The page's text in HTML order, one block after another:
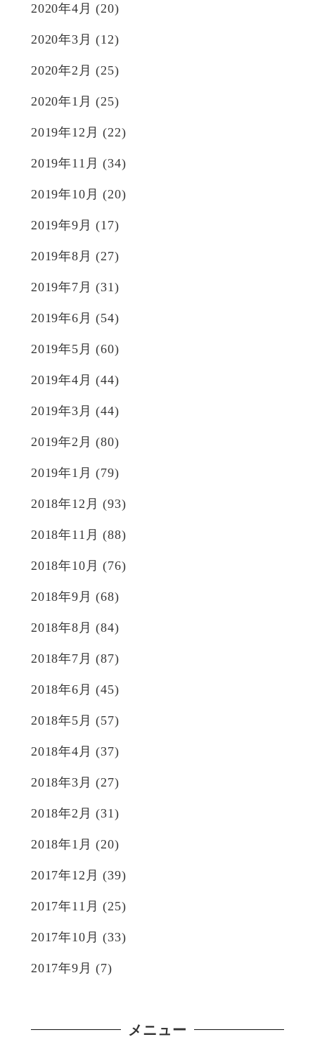
2020年4月 (20)
2020年3月 (12)
2020年2月 (25)
2020年1月 (25)
2019年12月 (22)
2019年11月 (34)
2019年10月 (20)
2019年9月 (17)
2019年8月 (27)
2019年7月 (31)
2019年6月 (54)
2019年5月 (60)
2019年4月 (44)
2019年3月 (44)
2019年2月 (80)
2019年1月 (79)
2018年12月 (93)
2018年11月 (88)
2018年10月 (76)
2018年9月 (68)
2018年8月 (84)
2018年7月 (87)
2018年6月 (45)
2018年5月 (57)
2018年4月 (37)
2018年3月 (27)
2018年2月 (31)
2018年1月 (20)
2017年12月 (39)
2017年11月 (25)
2017年10月 (33)
2017年9月 (7)
メニュー